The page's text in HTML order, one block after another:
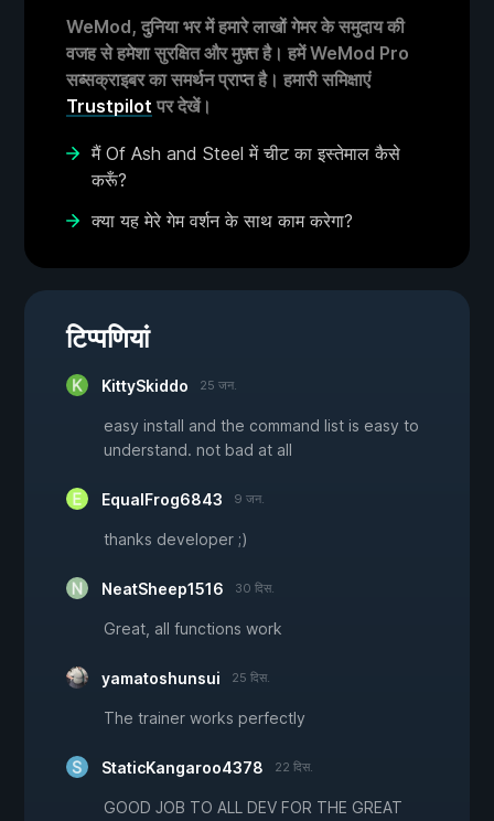
WeMod, दुनिया भर में हमारे लाखों गेमर के समुदाय की
वजह से हमेशा सुरक्षित और मुफ़्त है। हमें WeMod Pro
सब्सक्राइबर का समर्थन प्राप्त है। हमारी समिक्षाएं
Trustpilot पर देखें।
मैं Of Ash and Steel में चीट का इस्तेमाल कैसे
करूँ?
क्या यह मेरे गेम वर्शन के साथ काम करेगा?
टिप्पणियां
KittySkiddo 25 जन.
easy install and the command list is easy to
understand. not bad at all
EqualFrog6843 9 जन.
thanks developer ;)
NeatSheep1516 30 दिस.
Great, all functions work
yamatoshunsui 25 दिस.
The trainer works perfectly
StaticKangaroo4378 22 दिस.
GOOD JOB TO ALL DEV FOR THE GREAT